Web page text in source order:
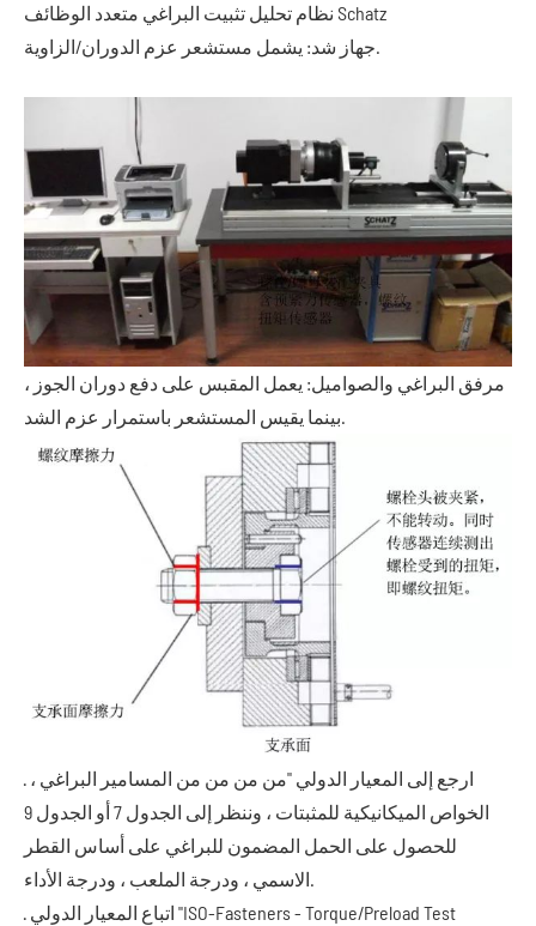
نظام تحليل تثبيت البراغي متعدد الوظائف Schatz
جهاز شد: يشمل مستشعر عزم الدوران/الزاوية.
مرفق البراغي والصواميل: يعمل المقبس على دفع دوران الجوز ،
بينما يقيس المستشعر باستمرار عزم الشد.
· ارجع إلى المعيار الدولي "من من من من المسامير البراغي ،
الخواص الميكانيكية للمثبتات ، وننظر إلى الجدول 7 أو الجدول 9
للحصول على الحمل المضمون للبراغي على أساس القطر
الاسمي ، ودرجة الملعب ، ودرجة الأداء.
· اتباع المعيار الدولي "ISO-Fasteners - Torque/Preload Test